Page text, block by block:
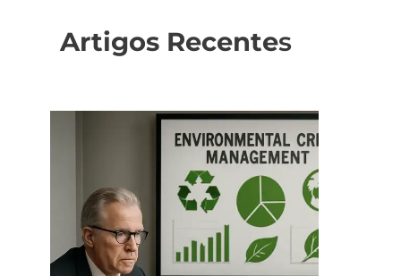
Artigos Recentes